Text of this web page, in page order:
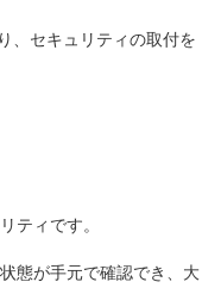
、セキュリティの取付を
ティです。
態が手元で確認でき、大